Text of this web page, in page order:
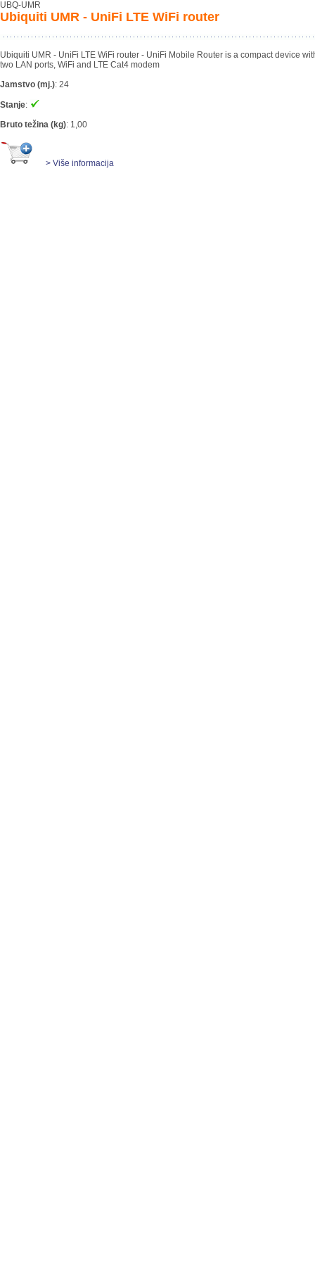
UBQ-UMR
Ubiquiti UMR - UniFi LTE WiFi router
Ubiquiti UMR - UniFi LTE WiFi router - UniFi Mobile Router is a compact device
two LAN ports, WiFi and LTE Cat4 modem
Jamstvo (mj.): 24
Stanje:
Bruto težina (kg): 1,00
> Više informacija